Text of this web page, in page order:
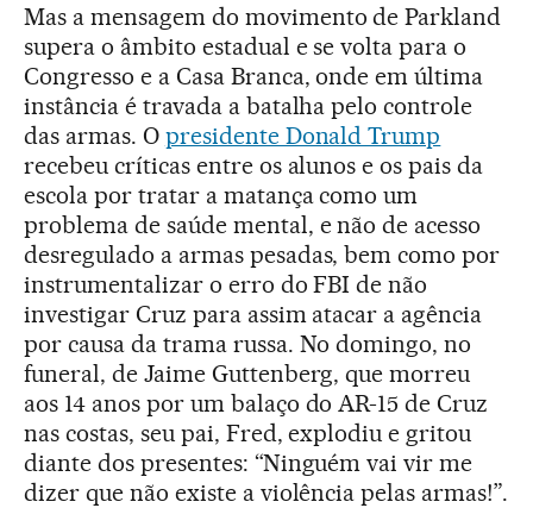
Mas a mensagem do movimento de Parkland
supera o âmbito estadual e se volta para o
Congresso e a Casa Branca, onde em última
instância é travada a batalha pelo controle
das armas. O presidente Donald Trump
recebeu críticas entre os alunos e os pais da
escola por tratar a matança como um
problema de saúde mental, e não de acesso
desregulado a armas pesadas, bem como por
instrumentalizar o erro do FBI de não
investigar Cruz para assim atacar a agência
por causa da trama russa. No domingo, no
funeral, de Jaime Guttenberg, que morreu
aos 14 anos por um balaço do AR-15 de Cruz
nas costas, seu pai, Fred, explodiu e gritou
diante dos presentes: “Ninguém vai vir me
dizer que não existe a violência pelas armas!”.